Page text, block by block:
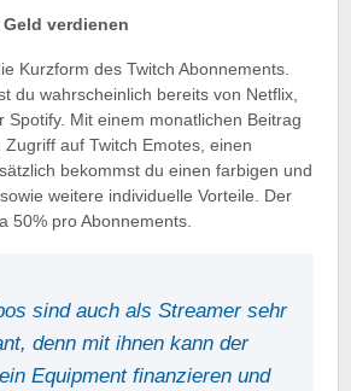
verdienen
Kurzform des Twitch Abonnements.
du wahrscheinlich bereits von Netflix,
Spotify. Mit einem monatlichen Beitrag
auf Twitch Emotes, einen
bekommst du einen farbigen und
weitere individuelle Vorteile. Der
50% pro Abonnements.
sind auch als Streamer sehr
denn mit ihnen kann der
Equipment finanzieren und